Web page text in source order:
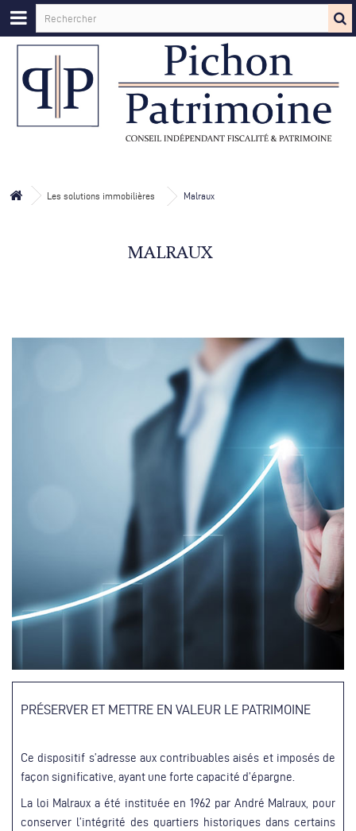
Les solutions immobilières Malraux
MALRAUX
PRÉSERVER ET METTRE EN VALEUR LE PATRIMOINE
Ce dispositif s’adresse aux contribuables aisés et imposés de
façon significative, ayant une forte capacité d’épargne.
La loi Malraux a été instituée en 1962 par André Malraux, pour
conserver l’intégrité des quartiers historiques dans certains